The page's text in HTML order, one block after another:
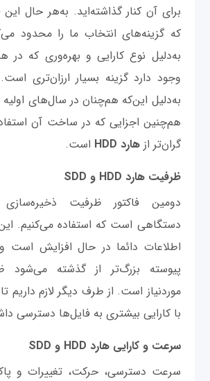
برای آن کنار گذاشته‌اید. به‌هر حال
که گزینه‌های انتخاب ما را محدود
به‌دلیل نوع کارایی و بهره‌وری که
وجود دارد گزینه بسیار ارزان‌تری
به‌دلیل این‌که هم‌چنان در سال‌های اولیه
هم‌چنین اجزایی که در ساخت آن
گران‌تر ازهارد HDD
است.
ظرفیت هارد HDD و SDD
دومین فاکتور ظرفیت ذخیره‌سازی
دستگاهی است که استفاده می‌کنیم.
اطلاعات دائما در حال افزایش است و
پیوسته بزرگ‌تر از گذشته می‌شود
موردنیاز است. از طرف دیگر لازم داریم
با کارایی بیشتری به فایل‌ها دسترسی
سرعت و کارایی هارد HDD و SDD
سرعت دسترسی، حرکت، تغییرات و